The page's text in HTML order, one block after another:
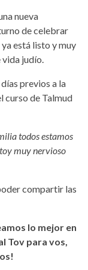
nueva
de celebrar
ya está listo y muy
judío.
previos a la
curso de Talmud
todos estamos
muy nervioso
compartir las
lo mejor en
Tov para vos,